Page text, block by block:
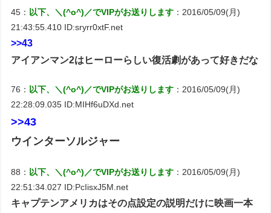
45： 以下、＼(^o^)／でVIPがお送りします ：2016/05/09(月)
21:43:55.410 ID:sryrr0xtF.net
>>43
アイアンマン2はヒーローらしい復活劇があって好きだな
76： 以下、＼(^o^)／でVIPがお送りします ：2016/05/09(月)
22:28:09.035 ID:MIHf6uDXd.net
>>43
ウインターソルジャー
88： 以下、＼(^o^)／でVIPがお送りします ：2016/05/09(月)
22:51:34.027 ID:PcIisxJ5M.net
キャプテンアメリカはその点設定の説明だけに映画一本